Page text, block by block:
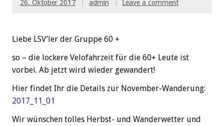
26. Oktober 2017 admin Leave a comment
Liebe LSV’ler der Gruppe 60 +
so – die lockere Velofahrzeit für die 60+ Leute ist
vorbei. Ab jetzt wird wieder gewandert!
Hier findet Ihr die Details zur November-Wanderung:
2017_11_01
Wir wünschen tolles Herbst- und Wanderwetter und